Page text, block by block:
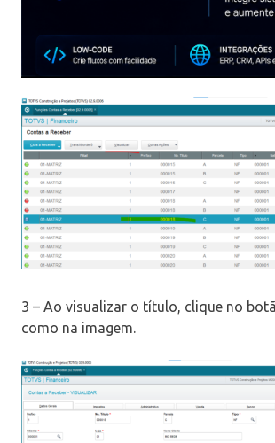
3 – Ao visualizar o título, clique no
como na imagem.